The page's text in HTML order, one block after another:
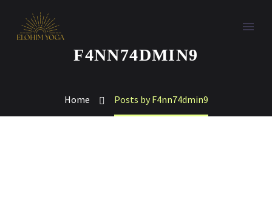
F4NN74DMIN9
Home Posts by F4nn74dmin9